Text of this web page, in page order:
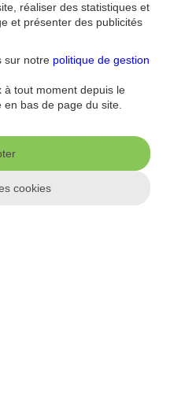
Presse
Politique de
réaliser des statistiques et
et présenter des publicités
sur notre politique de gestion
à tout moment depuis le
en bas de page du site.
cookies